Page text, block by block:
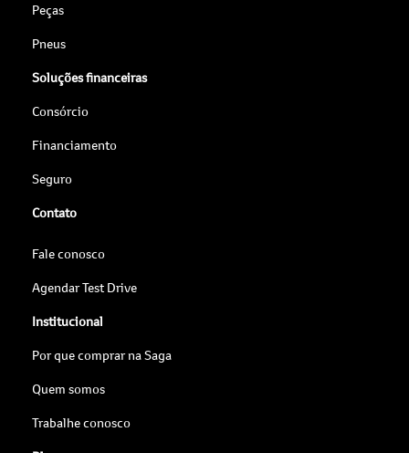
Peças
Pneus
Soluções financeiras
Consórcio
Financiamento
Seguro
Contato
Fale conosco
Agendar Test Drive
Institucional
Por que comprar na Saga
Quem somos
Trabalhe conosco